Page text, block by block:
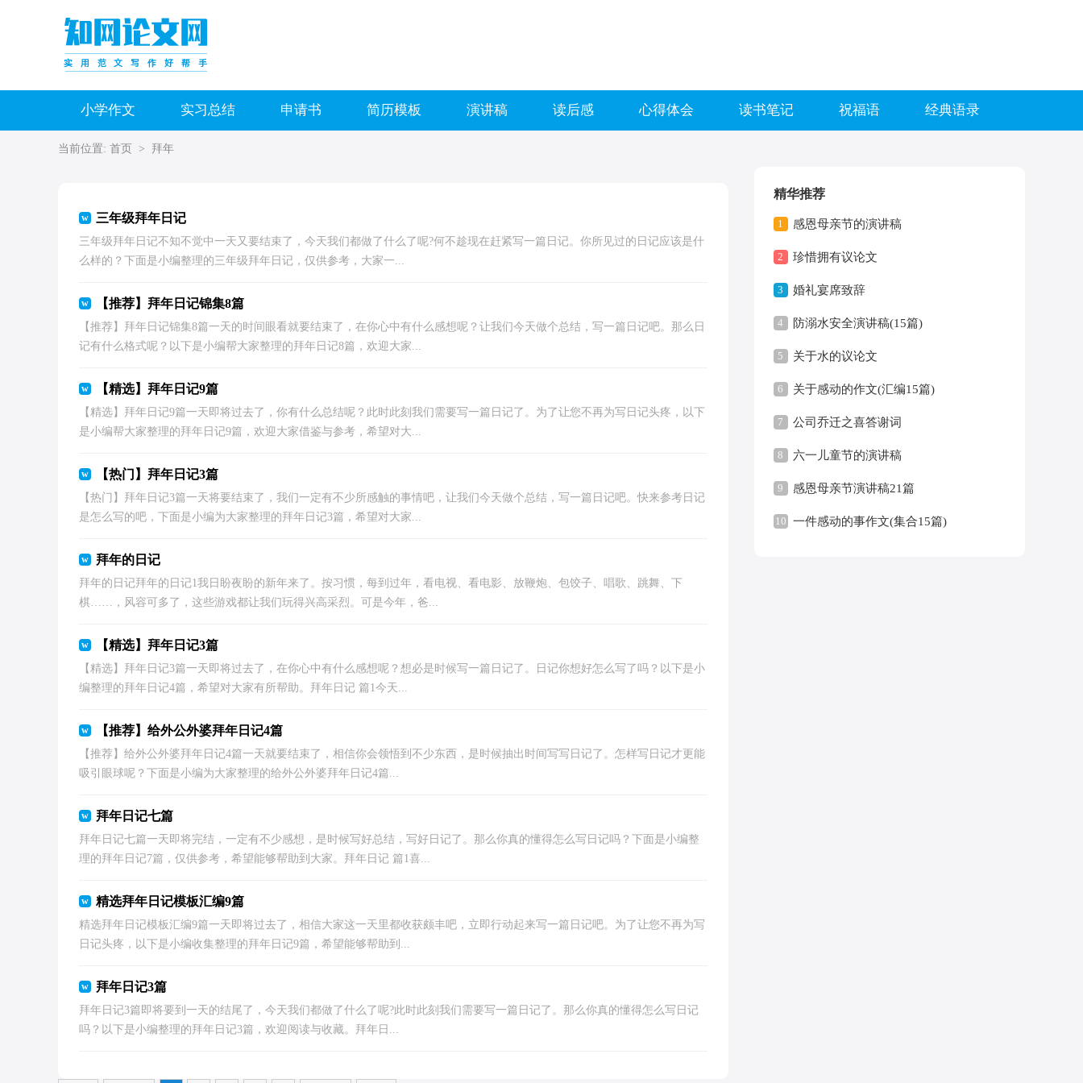
小学作文 实习总结 申请书 简历模板 演讲稿 读后感 心得体会 读书笔记 祝福语 经典语录
当前位置: 首页 > 拜年
三年级拜年日记
三年级拜年日记不知不觉中一天又要结束了，今天我们都做了什么了呢?何不趁现在赶紧写一篇日记。你所见过的日记应该是什
么样的？下面是小编整理的三年级拜年日记，仅供参考，大家一...
【推荐】拜年日记锦集8篇
【推荐】拜年日记锦集8篇一天的时间眼看就要结束了，在你心中有什么感想呢？让我们今天做个总结，写一篇日记吧。那么日
记有什么格式呢？以下是小编帮大家整理的拜年日记8篇，欢迎大家...
【精选】拜年日记9篇
【精选】拜年日记9篇一天即将过去了，你有什么总结呢？此时此刻我们需要写一篇日记了。为了让您不再为写日记头疼，以下
是小编帮大家整理的拜年日记9篇，欢迎大家借鉴与参考，希望对大...
【热门】拜年日记3篇
【热门】拜年日记3篇一天将要结束了，我们一定有不少所感触的事情吧，让我们今天做个总结，写一篇日记吧。快来参考日记
是怎么写的吧，下面是小编为大家整理的拜年日记3篇，希望对大家...
拜年的日记
拜年的日记拜年的日记1我日盼夜盼的新年来了。按习惯，每到过年，看电视、看电影、放鞭炮、包饺子、唱歌、跳舞、下
棋……，风容可多了，这些游戏都让我们玩得兴高采烈。可是今年，爸...
【精选】拜年日记3篇
【精选】拜年日记3篇一天即将过去了，在你心中有什么感想呢？想必是时候写一篇日记了。日记你想好怎么写了吗？以下是小
编整理的拜年日记4篇，希望对大家有所帮助。拜年日记 篇1今天...
【推荐】给外公外婆拜年日记4篇
【推荐】给外公外婆拜年日记4篇一天就要结束了，相信你会领悟到不少东西，是时候抽出时间写写日记了。怎样写日记才更能
吸引眼球呢？下面是小编为大家整理的给外公外婆拜年日记4篇...
拜年日记七篇
拜年日记七篇一天即将完结，一定有不少感想，是时候写好总结，写好日记了。那么你真的懂得怎么写日记吗？下面是小编整
理的拜年日记7篇，仅供参考，希望能够帮助到大家。拜年日记 篇1喜...
精选拜年日记模板汇编9篇
精选拜年日记模板汇编9篇一天即将过去了，相信大家这一天里都收获颇丰吧，立即行动起来写一篇日记吧。为了让您不再为写
日记头疼，以下是小编收集整理的拜年日记9篇，希望能够帮助到...
拜年日记3篇
拜年日记3篇即将要到一天的结尾了，今天我们都做了什么了呢?此时此刻我们需要写一篇日记了。那么你真的懂得怎么写日记
吗？以下是小编整理的拜年日记3篇，欢迎阅读与收藏。拜年日...
精华推荐
1 感恩母亲节的演讲稿
2 珍惜拥有议论文
3 婚礼宴席致辞
4 防溺水安全演讲稿(15篇)
5 关于水的议论文
6 关于感动的作文(汇编15篇)
7 公司乔迁之喜答谢词
8 六一儿童节的演讲稿
9 感恩母亲节演讲稿21篇
10 一件感动的事作文(集合15篇)